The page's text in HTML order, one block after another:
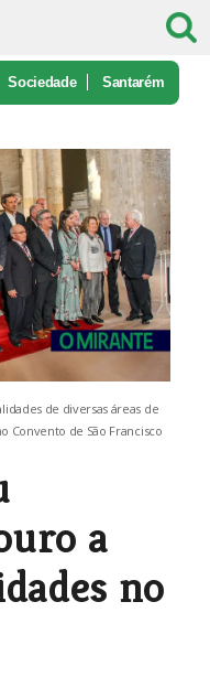
Sociedade Santarém
de diversas áreas de
de São Francisco
a
no